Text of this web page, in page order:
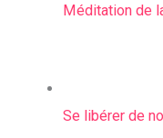
Méditation de
Se libérer de